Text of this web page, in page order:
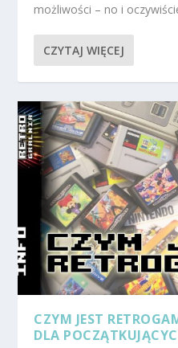
możliwości – no i
CZYTAJ WIĘCEJ
CZYM JEST
DLA